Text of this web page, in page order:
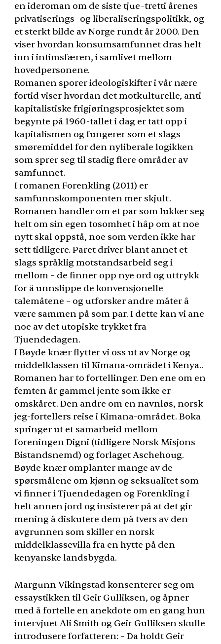
en ideroman om de siste tjue–tretti årenes
privatiserings- og liberaliseringspolitikk, og
et sterkt bilde av Norge rundt år 2000. Den
viser hvordan konsumsamfunnet dras helt
inn i intimsfæren, i samlivet mellom
hovedpersonene.
Romanen sporer ideologiskifter i vår nære
fortid viser hvordan det motkulturelle, anti-
kapitalistiske frigjøringsprosjektet som
begynte på 1960-tallet i dag er tatt opp i
kapitalismen og fungerer som et slags
smøremiddel for den nyliberale logikken
som sprer seg til stadig flere områder av
samfunnet.
I romanen Forenkling (2011) er
samfunnskomponenten mer skjult.
Romanen handler om et par som lukker seg
helt om sin egen tosomhet i håp om at noe
nytt skal oppstå, noe som verden ikke har
sett tidligere. Paret driver blant annet et
slags språklig motstandsarbeid seg i
mellom – de finner opp nye ord og uttrykk
for å unnslippe de konvensjonelle
talemåtene – og utforsker andre måter å
være sammen på som par. I dette kan vi ane
noe av det utopiske trykket fra
Tjuendedagen.
I Bøyde knær flytter vi oss ut av Norge og
middelklassen til Kimana-området i Kenya..
Romanen har to fortellinger. Den ene om en
femten år gammel jente som ikke er
omskåret. Den andre om en navnløs, norsk
jeg-fortellers reise i Kimana-området. Boka
springer ut et samarbeid mellom
foreningen Digni (tidligere Norsk Misjons
Bistandsnemd) og forlaget Aschehoug.
Bøyde knær omplanter mange av de
spørsmålene om kjønn og seksualitet som
vi finner i Tjuendedagen og Forenkling i
helt annen jord og insisterer på at det gir
mening å diskutere dem på tvers av den
avgrunnen som skiller en norsk
middelklassevilla fra en hytte på den
kenyanske landsbygda.
Margunn Vikingstad konsenterer seg om
essaystikken til Geir Gulliksen, og åpner
med å fortelle en anekdote om en gang hun
intervjuet Ali Smith og Geir Gulliksen skulle
introdusere forfatteren: – Da holdt Geir